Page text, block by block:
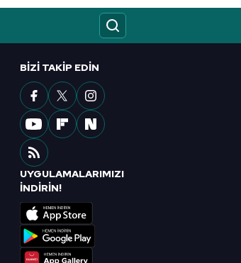
ilgili
BIZI TAKIP EDIN
UYGULAMALARIMIZI
İNDİRİN!